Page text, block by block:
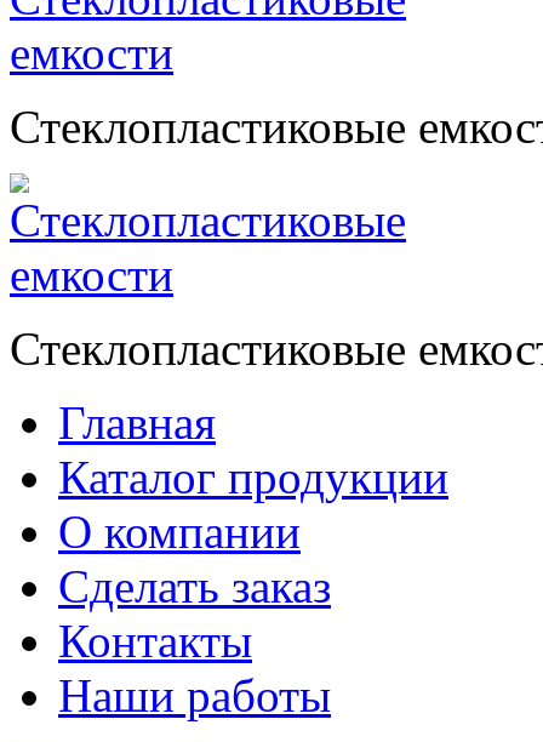
Стеклопластиковые
Стеклопластиковые
Главная
Каталог продукции
О компании
Сделать заказ
Контакты
Наши работы